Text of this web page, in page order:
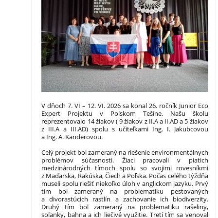
V dňoch 7. VI – 12. VI. 2026 sa konal 26. ročník Junior Eco
Expert Projektu v Poľskom Tešíne. Našu školu
reprezentovalo 14 žiakov ( 9 žiakov z II.A a II.AD a 5 žiakov
z III.A a III.AD) spolu s učiteľkami Ing. I. Jakubcovou
a Ing. A. Kanderovou.
Celý projekt bol zameraný na riešenie environmentálnych
problémov súčasnosti. Žiaci pracovali v piatich
medzinárodných tímoch spolu so svojimi rovesníkmi
z Maďarska, Rakúska, Čiech a Poľska. Počas celého týždňa
museli spolu riešiť niekoľko úloh v anglickom jazyku. Prvý
tím bol zameraný na problematiku pestovaných
a divorastúcich rastlín a zachovanie ich biodiverzity.
Druhý tím bol zameraný na problematiku rašeliny,
soľanky, bahna a ich liečivé využitie. Tretí tím sa venoval